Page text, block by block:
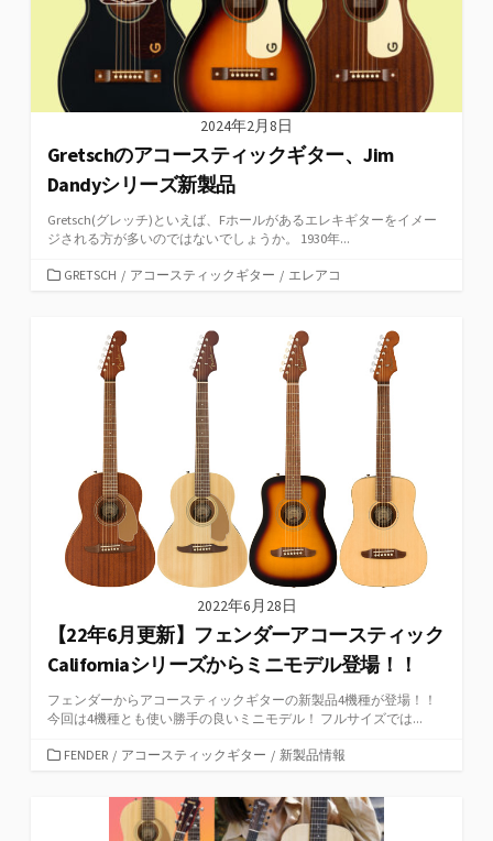
2024年2月8日
Gretschのアコースティックギター、Jim
Dandyシリーズ新製品
Gretsch(グレッチ)といえば、Fホールがあるエレキギターをイメー
ジされる方が多いのではないでしょうか。 1930年...
カGRETSCH / アコースティックギター / エレアコ
2022年6月28日
【22年6月更新】フェンダーアコースティック
Californiaシリーズからミニモデル登場！！
フェンダーからアコースティックギターの新製品4機種が登場！！
今回は4機種とも使い勝手の良いミニモデル！ フルサイズでは...
カFENDER / アコースティックギター / 新製品情報